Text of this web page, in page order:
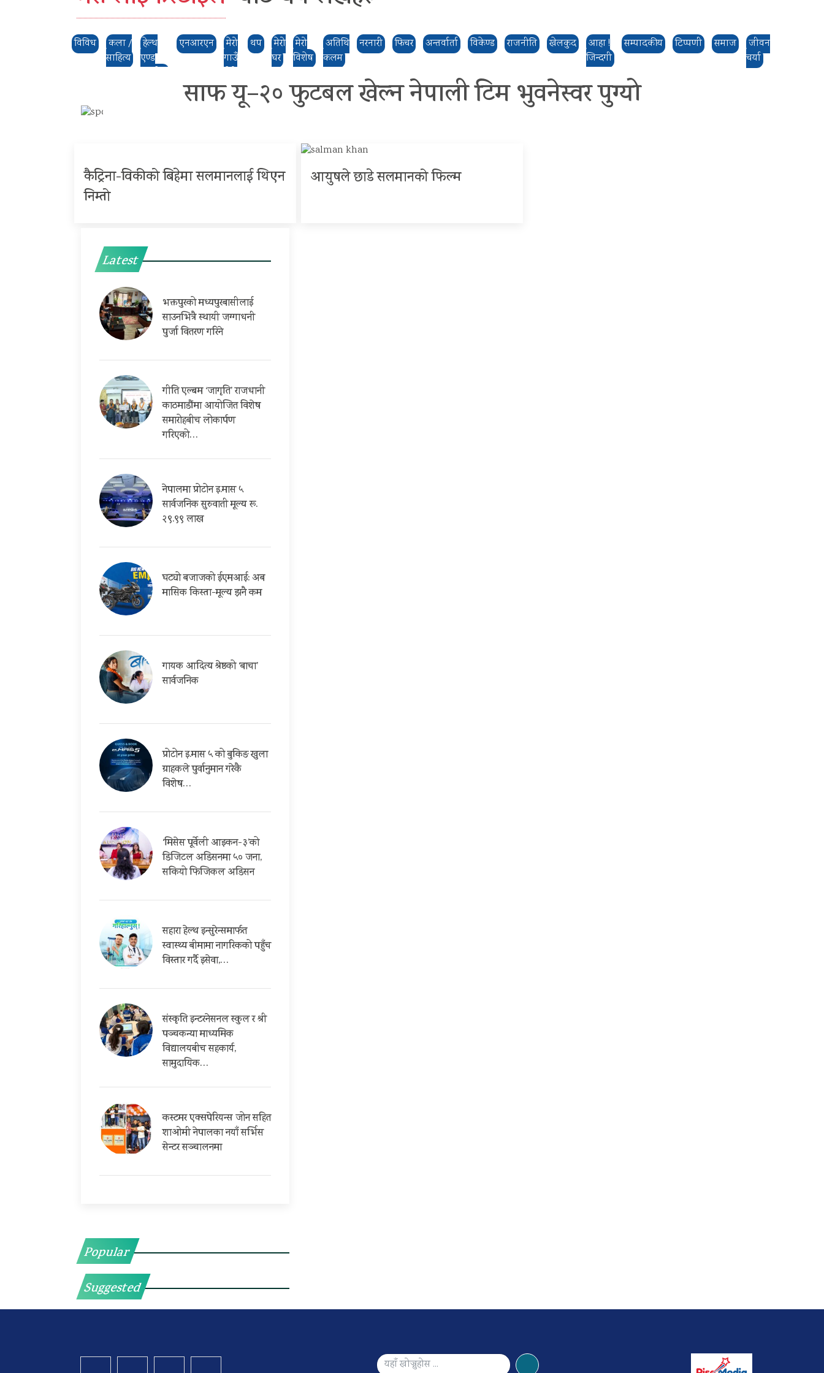
विविध
कला /
साहित्य
हेल्थ
एण्ड
एनआरएन
मेरो
गाउँ
ठाउँ
थप
मेरो
घर
मेरो
विशेष
अतिथि
कलम
नरनारी फिचर अन्तर्वार्ता विकेण्ड राजनीति खेलकुद
आहा !
जिन्दगी
सम्पादकीय टिप्पणी समाज
जीवन
चर्या
साफ यू–२० फुटबल खेल्न नेपाली टिम भुवनेस्वर पुग्यो
कैट्रिना-विकीको बिहेमा सलमानलाई थिएन
निम्तो
आयुषले छाडे सलमानको फिल्म
Latest
भक्तपुरको मध्यपुरबासीलाई
साउनभित्रै स्थायी जग्गाधनी
पुर्जा वितरण गरिने
गीति एल्बम ‘जागृति’ राजधानी
काठमाडौंमा आयोजित विशेष
समारोहबीच लोकार्पण
गरिएको…
नेपालमा प्रोटोन इ.मास ५
सार्वजनिक सुरुवाती मूल्य रू.
२९.९९ लाख
घट्यो बजाजको ईएमआई: अब
मासिक किस्ता-मूल्य झनै कम
गायक आदित्य श्रेष्ठको ‘बाचा’
सार्वजनिक
प्रोटोन इ.मास ५ को बुकिङ खुला
ग्राहकले पुर्वानुमान गरेकै
विशेष…
‘मिसेस पूर्वेली आइकन-३’को
डिजिटल अडिसनमा ५० जना,
सकियो फिजिकल अडिसन
सहारा हेल्थ इन्सुरेन्समार्फत
स्वास्थ्य बीमामा नागरिकको पहुँच
विस्तार गर्दै इसेवा,…
संस्कृति इन्टरनेसनल स्कुल र श्री
पञ्चकन्या माध्यमिक
विद्यालयबीच सहकार्य,
सामुदायिक…
कस्टमर एक्सपेरियन्स जोन सहित
शाओमी नेपालका नयाँ सर्भिस
सेन्टर सञ्चालनमा
Popular
Suggested